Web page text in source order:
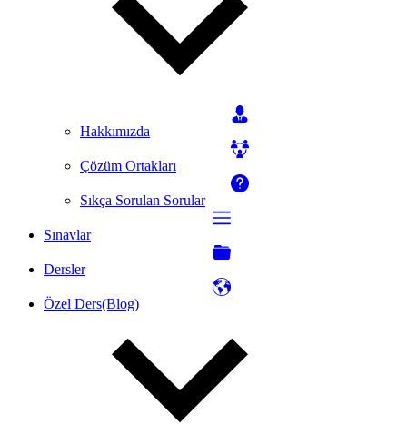
Hakkımızda
Çözüm Ortakları
Sıkça Sorulan Sorular
Sınavlar
Dersler
Özel Ders(Blog)